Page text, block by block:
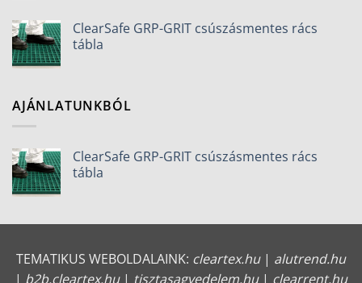
ClearSafe GRP-GRIT csúszásmentes rács
tábla
AJÁNLATUNKBÓL
ClearSafe GRP-GRIT csúszásmentes rács
tábla
TEMATIKUS WEBOLDALAINK: cleartex.hu| alutrend.hu
| b2b.cleartex.hu| tisztasagvedelem.hu| clearrent.hu